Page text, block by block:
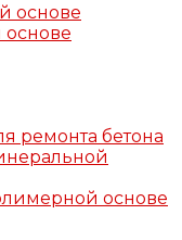
основе
ремонта бетона
основе